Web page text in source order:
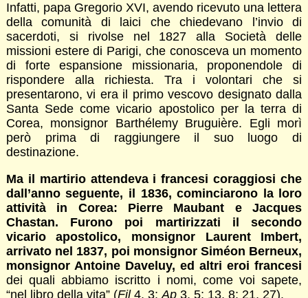
Infatti, papa Gregorio XVI, avendo ricevuto una lettera
della comunità di laici che chiedevano l’invio di
sacerdoti, si rivolse nel 1827 alla Società delle
missioni estere di Parigi, che conosceva un momento
di forte espansione missionaria, proponendole di
rispondere alla richiesta. Tra i volontari che si
presentarono, vi era il primo vescovo designato dalla
Santa Sede come vicario apostolico per la terra di
Corea, monsignor Barthélemy Bruguière. Egli morì
però prima di raggiungere il suo luogo di
destinazione.
Ma il martirio attendeva i francesi coraggiosi che
dall’anno seguente, il 1836, cominciarono la loro
attività in Corea: Pierre Maubant e Jacques
Chastan. Furono poi martirizzati il secondo
vicario apostolico, monsignor Laurent Imbert,
arrivato nel 1837, poi monsignor Siméon Berneux,
monsignor Antoine Daveluy, ed altri eroi francesi
dei quali abbiamo iscritto i nomi, come voi sapete,
“nel libro della vita” (Fil4, 3; Ap3, 5; 13, 8; 21, 27).